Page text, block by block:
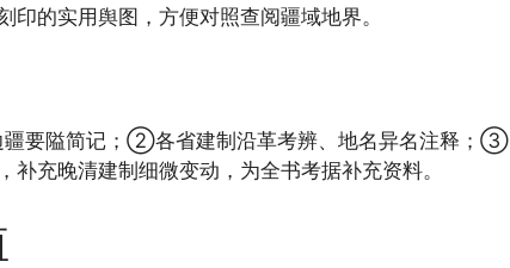
的实用舆图，方便对照查阅疆域地界。
要隘简记；②各省建制沿革考辨、地名异名注释；③
充晚清建制细微变动，为全书考据补充资料。